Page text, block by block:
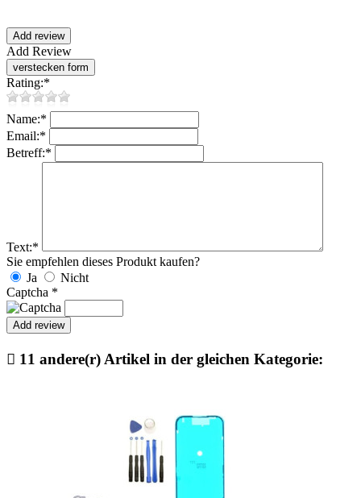
Add Review
Rating:*
Name:*
Email:*
Betreff:*
Text:*
Sie empfehlen dieses Produkt kaufen?
Ja
Nicht
Captcha *
 11 andere(r) Artikel in der gleichen Kategorie: